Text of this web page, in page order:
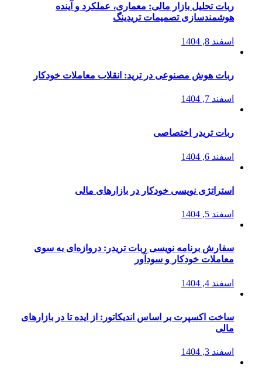
ربات تحلیل بازار مالی: معماری، عملکرد و آینده
هوشمندسازی تصمیمات تریدینگ
اسفند 8, 1404
ربات هوش مصنوعی در ترید: انقلاب معاملات خودکار
اسفند 7, 1404
ربات تریدر اختصاصی
اسفند 6, 1404
استراتژی‌ نویسی خودکار در بازارهای مالی
اسفند 5, 1404
سفارش برنامه نویسی ربات تریدر: دروازه‌ای به سوی
معاملات خودکار و سودآور
اسفند 4, 1404
ساخت اکسپرت بر اساس اندیکاتور: از ایده تا در بازارهای
مالی
اسفند 3, 1404